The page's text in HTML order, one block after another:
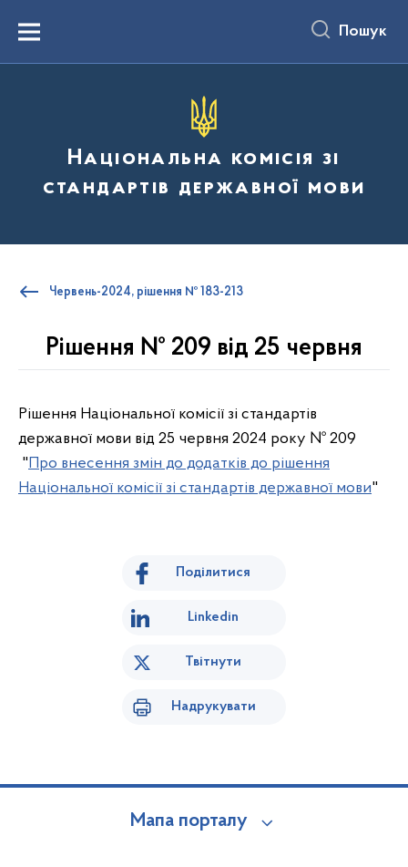
вмістуMenu Пошук
Національна комісія зі
стандартів державної мови
Червень-2024, рішення № 183-213
Рішення № 209 від 25 червня
Рішення Національної комісії зі стандартів
державної мови від 25 червня 2024 року № 209
"Про внесення змін до додатків до рішення
Національної комісії зі стандартів державної мови"
Поділитися
Linkedin
Твітнути
Надрукувати
Мапа порталу